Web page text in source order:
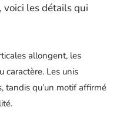
voici les détails qui
allongent, les
caractère. Les unis
tandis qu’un motif affirmé